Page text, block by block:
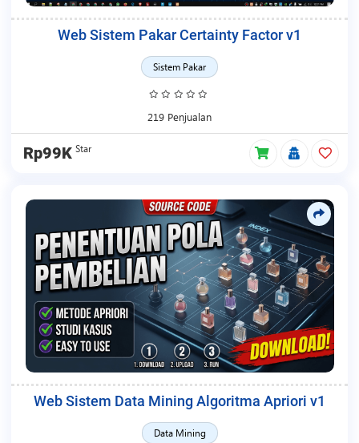
Web Sistem Pakar Certainty Factor v1
Sistem Pakar
219 Penjualan
Rp99K Star
Web Sistem Data Mining Algoritma Apriori v1
Data Mining